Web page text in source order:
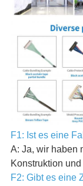
F1: Ist es eine
A: Ja, wir haben
Konstruktion
F2: Gibt es eine